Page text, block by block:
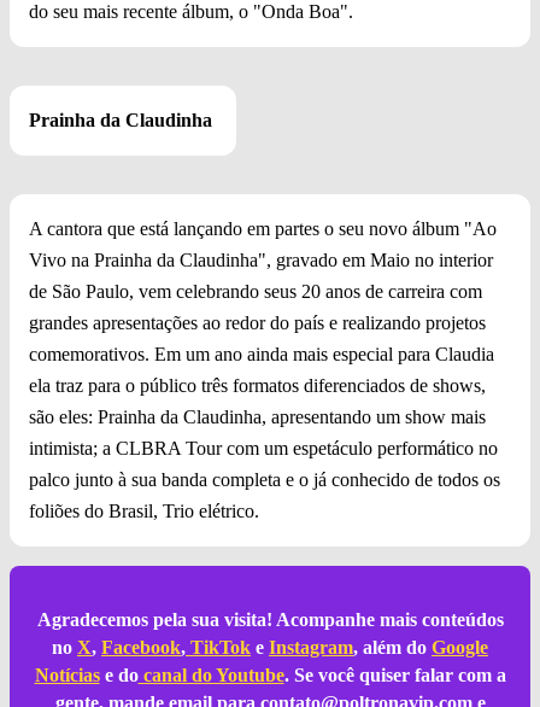
do seu mais recente álbum, o "Onda Boa".
Prainha da Claudinha
A cantora que está lançando em partes o seu novo álbum "Ao
Vivo na Prainha da Claudinha", gravado em Maio no interior
de São Paulo, vem celebrando seus 20 anos de carreira com
grandes apresentações ao redor do país e realizando projetos
comemorativos. Em um ano ainda mais especial para Claudia
ela traz para o público três formatos diferenciados de shows,
são eles: Prainha da Claudinha, apresentando um show mais
intimista; a CLBRA Tour com um espetáculo performático no
palco junto à sua banda completa e o já conhecido de todos os
foliões do Brasil, Trio elétrico.
Agradecemos pela sua visita! Acompanhe mais conteúdos
no X, Facebook, TikTok e Instagram, além do Google
Notíciase docanal do Youtube. Se você quiser falar com a
gente, mande email para contato@poltronavip.come